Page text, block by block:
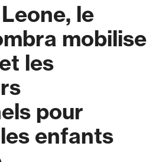
le
mobilise
les
pour
enfants